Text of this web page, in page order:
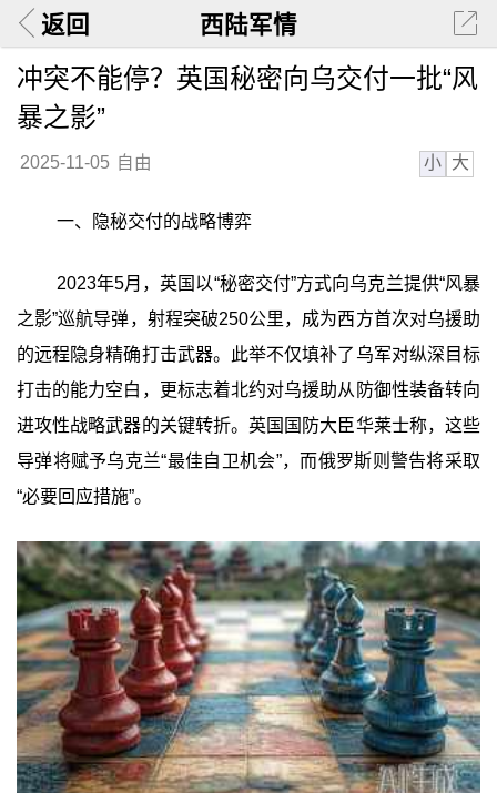
返回 西陆军情
冲突不能停？英国秘密向乌交付一批“风
暴之影”
2025-11-05 自由 小 大
一、隐秘交付的战略博弈
2023年5月，英国以“秘密交付”方式向乌克兰提供“风暴
之影”巡航导弹，射程突破250公里，成为西方首次对乌援助
的远程隐身精确打击武器。此举不仅填补了乌军对纵深目标
打击的能力空白，更标志着北约对乌援助从防御性装备转向
进攻性战略武器的关键转折。英国国防大臣华莱士称，这些
导弹将赋予乌克兰“最佳自卫机会”，而俄罗斯则警告将采取
“必要回应措施”。